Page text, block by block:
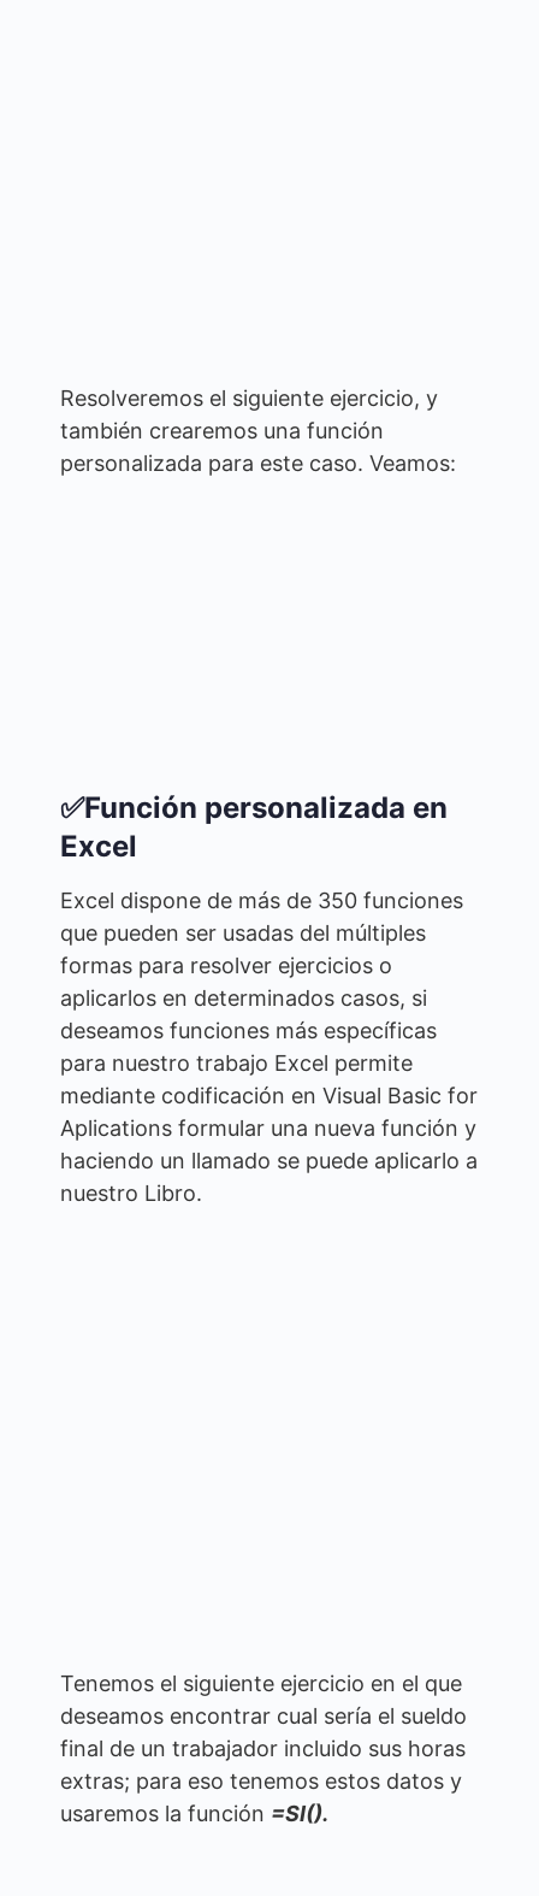
Resolveremos el siguiente ejercicio, y
también crearemos una función
personalizada para este caso. Veamos:
✅Función personalizada en
Excel
Excel dispone de más de 350 funciones
que pueden ser usadas del múltiples
formas para resolver ejercicios o
aplicarlos en determinados casos, si
deseamos funciones más específicas
para nuestro trabajo Excel permite
mediante codificación en Visual Basic for
Aplications formular una nueva función y
haciendo un llamado se puede aplicarlo a
nuestro Libro.
Tenemos el siguiente ejercicio en el que
deseamos encontrar cual sería el sueldo
final de un trabajador incluido sus horas
extras; para eso tenemos estos datos y
usaremos la función =SI().